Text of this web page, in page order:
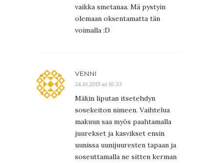
vaikka smetanaa. Mä pystyin
olemaan oksentamatta tän
voimalla :D
VENNI
24.10.2015 at 16:33
Mäkin liputan itsetehdyn
sosekeiton nimeen. Vaihtelua
makuun saa myös paahtamalla
juurekset ja kasvikset ensin
uunissa uunijuuresten tapaan ja
soseuttamalla ne sitten kerman